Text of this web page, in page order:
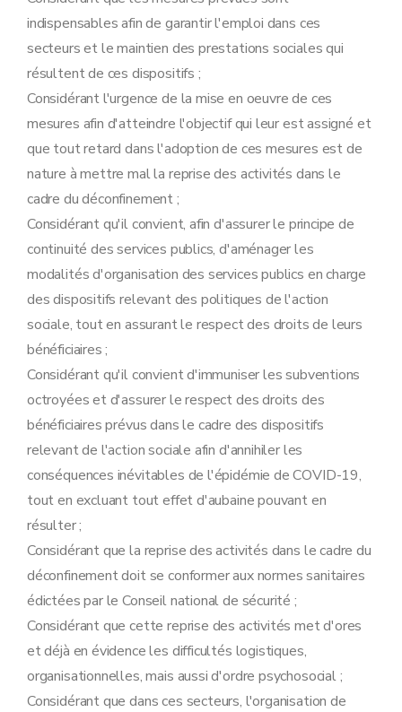
indispensables afin de garantir l'emploi dans ces
secteurs et le maintien des prestations sociales qui
résultent de ces dispositifs ;
Considérant l'urgence de la mise en oeuvre de ces
mesures afin d'atteindre l'objectif qui leur est assigné et
que tout retard dans l'adoption de ces mesures est de
nature à mettre mal la reprise des activités dans le
cadre du déconfinement ;
Considérant qu'il convient, afin d'assurer le principe de
continuité des services publics, d'aménager les
modalités d'organisation des services publics en charge
des dispositifs relevant des politiques de l'action
sociale, tout en assurant le respect des droits de leurs
bénéficiaires ;
Considérant qu'il convient d'immuniser les subventions
octroyées et d'assurer le respect des droits des
bénéficiaires prévus dans le cadre des dispositifs
relevant de l'action sociale afin d'annihiler les
conséquences inévitables de l'épidémie de COVID-19,
tout en excluant tout effet d'aubaine pouvant en
résulter ;
Considérant que la reprise des activités dans le cadre du
déconfinement doit se conformer aux normes sanitaires
édictées par le Conseil national de sécurité ;
Considérant que cette reprise des activités met d'ores
et déjà en évidence les difficultés logistiques,
organisationnelles, mais aussi d'ordre psychosocial ;
Considérant que dans ces secteurs, l'organisation de